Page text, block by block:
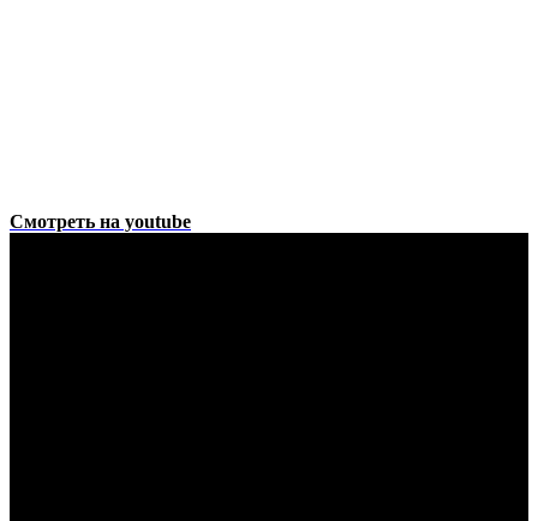
Смотреть на youtube